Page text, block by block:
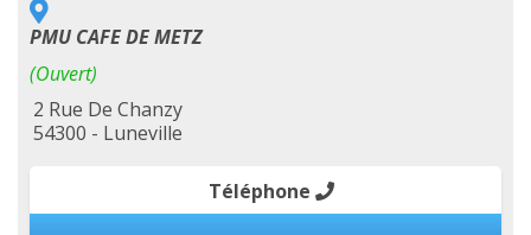
PMU CAFE DE METZ
(Ouvert)
2 Rue De Chanzy
54300 - Luneville
Téléphone